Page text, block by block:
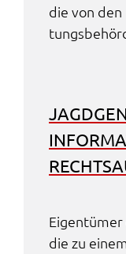
die von
die zu